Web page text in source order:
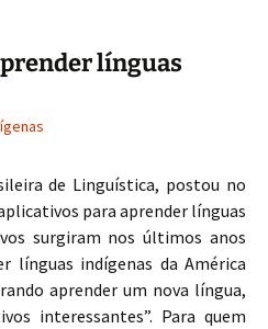
línguas
de Linguística, postou no
para aprender línguas
surgiram nos últimos anos
línguas indígenas da América
aprender um nova língua,
interessantes”. Para quem